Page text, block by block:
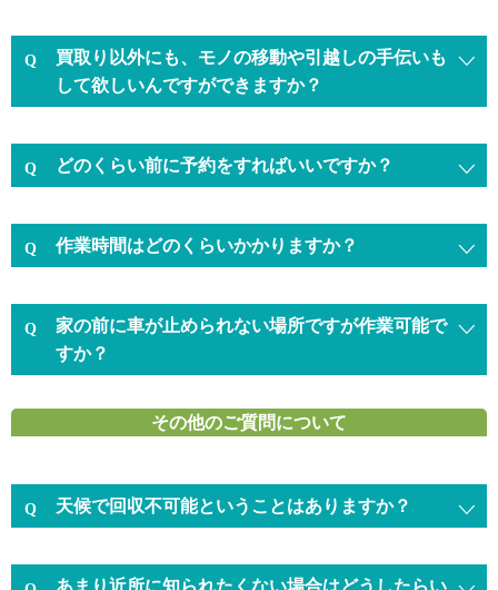
買取り以外にも、モノの移動や引越しの手伝いも
して欲しいんですができますか？
どのくらい前に予約をすればいいですか？
作業時間はどのくらいかかりますか？
家の前に車が止められない場所ですが作業可能で
すか？
その他のご質問について
天候で回収不可能ということはありますか？
あまり近所に知られたくない場合はどうしたらい